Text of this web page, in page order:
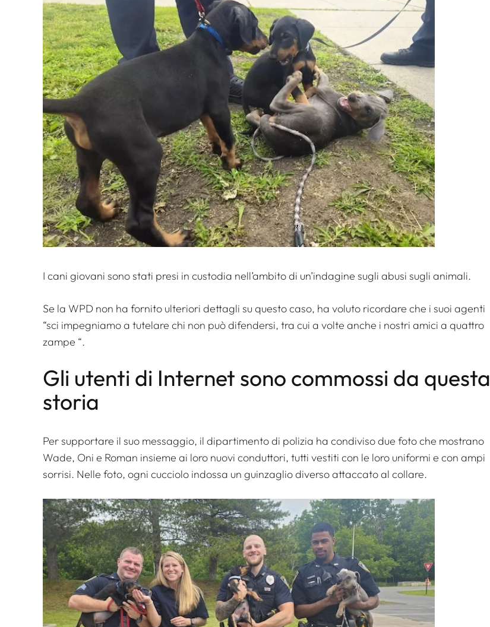
I cani giovani sono stati presi in custodia nell’ambito di un’indagine sugli abusi sugli animali.
Se la WPD non ha fornito ulteriori dettagli su questo caso, ha voluto ricordare che i suoi agenti
“sci impegniamo a tutelare chi non può difendersi, tra cui a volte anche i nostri amici a quattro
zampe “.
Gli utenti di Internet sono commossi da questa
storia
Per supportare il suo messaggio, il dipartimento di polizia ha condiviso due foto che mostrano
Wade, Oni e Roman insieme ai loro nuovi conduttori, tutti vestiti con le loro uniformi e con ampi
sorrisi. Nelle foto, ogni cucciolo indossa un guinzaglio diverso attaccato al collare.